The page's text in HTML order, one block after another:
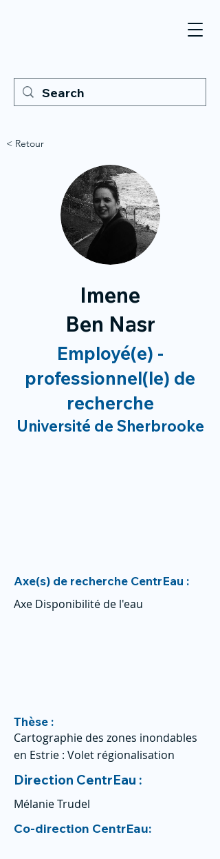
< Retour
Imene
Ben Nasr
Employé(e) -
professionnel(le) de
recherche
Université de Sherbrooke
Axe(s) de recherche CentrEau :
Axe Disponibilité de l'eau
Thèse :
Cartographie des zones inondables
en Estrie : Volet régionalisation
Direction CentrEau :
Mélanie Trudel
Co-direction CentrEau: